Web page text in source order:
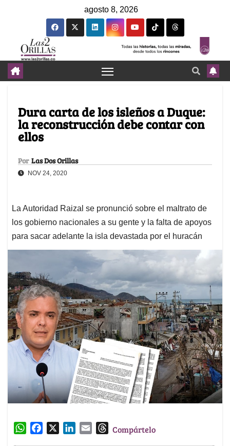
agosto 8, 2026
Dura carta de los isleños a Duque:
la reconstrucción debe contar con
ellos
Por Las Dos Orillas
NOV 24, 2020
La Autoridad Raizal se pronunció sobre el maltrato de
los gobierno nacionales a su gente y la falta de apoyos
para sacar adelante la isla devastada por el huracán
W
TCompártelo